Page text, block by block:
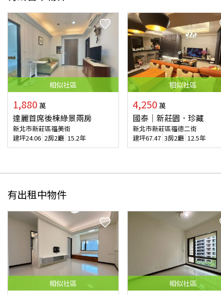
相似社區
1,880 萬
達麗首席後棟綠景兩房
新北市新莊區福美街
建坪24.06 2房2廳 15.2年
相似社區
4,250 萬
國泰｜新莊園．珍藏
新北市新莊區福德二街
建坪67.47 3房2廳 12.5年
有出租中物件
相似社區 相似社區